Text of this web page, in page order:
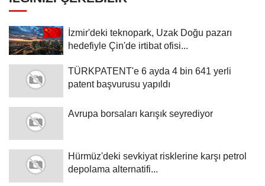
İzmir'deki teknopark, Uzak Doğu pazarı
hedefiyle Çin'de irtibat ofisi...
TÜRKPATENT'e 6 ayda 4 bin 641 yerli
patent başvurusu yapıldı
Avrupa borsaları karışık seyrediyor
Hürmüz'deki sevkiyat risklerine karşı petrol
depolama alternatifi...